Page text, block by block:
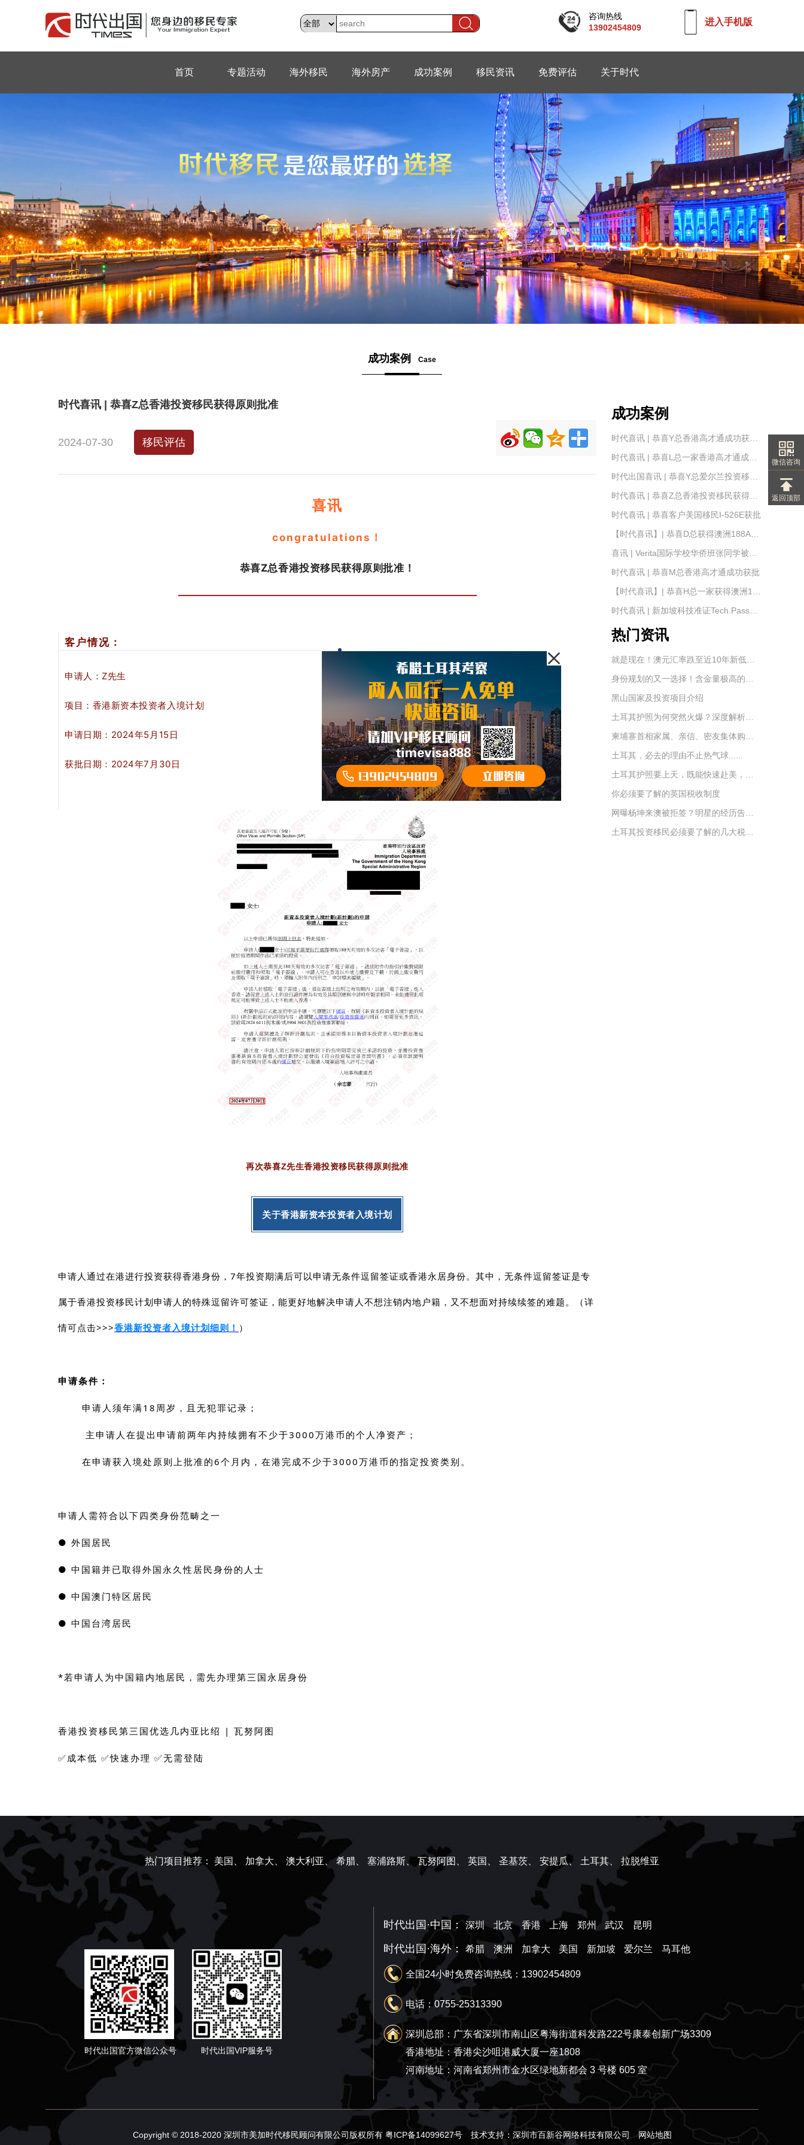
咨询热线
13902454809
进入手机版
首页 专题活动 海外移民 海外房产 成功案例 移民资讯 免费评估 关于时代
成功案例 Case
时代喜讯 | 恭喜Z总香港投资移民获得原则批准
2024-07-30 移民评估
喜讯
congratulations！
恭喜Z总香港投资移民获得原则批准 ！
客户情况：
申请人：Z先生
项目： 香港新资本投资者入境计划
申请日期： 2024年5 月15日
获批日期： 2024年7 月30日
再次恭喜Z先生香港投资移民获得原则批准
关于香港新资本投资者入境计划
申请人通过在港进行投资获得香港身份，7年投资期满后可以申请无条件逗留签证或香港永居身份。其中，无条件逗留签证是专
属于香港投资移民计划申请人的特殊逗留许可签证，能更好地解决申请人不想注销内地户籍，又不想面对持续续签的难题。（详
情可点击>>>香港新投资者入境计划细则！ ）
申请条件：
申请人须年满18周岁，且无犯罪记录；
主申请人在提出申请前两年内持续拥有不少于3000万港币的个人净资产；
在申请获入境处原则上批准的6个月内，在港完成不少于3000万港币的指定投资类别。
申请人需符合以下四类身份范畴之一
● 外国居民
● 中国籍并已取得外国永久性居民身份的人士
● 中国澳门特区居民
● 中国台湾居民
*若申请人为中国籍内地居民，需先办理第三国永居身份
香港投资移民第三国优选几内亚比绍 | 瓦努阿图
✅成本低 ✅快速办理 ✅无需登陆
成功案例
时代喜讯 | 恭喜客户美国移民I-526E获批
时代喜讯 | 恭喜M总香港高才通成功获批
热门资讯
黑山国家及投资项目介绍
土耳其，必去的理由不止热气球......
你必须要了解的英国税收制度
热门项目推荐： 美国、 加拿大、 澳大利亚、 希腊、 塞浦路斯、 瓦努阿图、 英国、 圣基茨、 安提瓜、 土耳其、 拉脱维亚
时代出国官方微信公众号 时代出国VIP服务号
时代出国·中国：深圳 北京 香港 上海 郑州 武汉 昆明
时代出国·海外：希腊 澳洲 加拿大 美国 新加坡 爱尔兰 马耳他
全国24小时免费咨询热线：13902454809
电话：0755-25313390
深圳总部：广东省深圳市南山区粤海街道科发路222号康泰创新广场3309
香港地址：香港尖沙咀港威大厦一座1808
河南地址：河南省郑州市金水区绿地新都会 3 号楼 605 室
Copyright © 2018-2020 深圳市美加时代移民顾问有限公司版权所有 粤ICP备14099627号技术支持： 深圳市百新谷网络科技有限公司 网站地图
微信咨询
返回顶部